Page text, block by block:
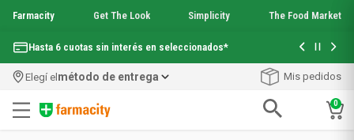
Farmacity Get The Look Simplicity The Food Market
Hasta 6 cuotas sin interés en seleccionados*
Con tu
¡Envío
Elegí elmétodo de entrega Mis pedidos
0